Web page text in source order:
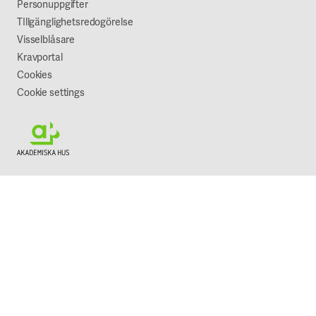
Personuppgifter
TIllgänglighetsredogörelse
Visselblåsare
Kravportal
Cookies
Cookie settings